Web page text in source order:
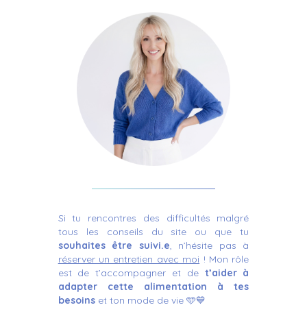
Si tu rencontres des difficultés malgré
tous les conseils du site ou que tu
souhaites être suivi.e, n’hésite pas à
réserver un entretien avec moi ! Mon rôle
est de t’accompagner et de t’aider à
adapter cette alimentation à tes
besoins et ton mode de vie 🩵💙